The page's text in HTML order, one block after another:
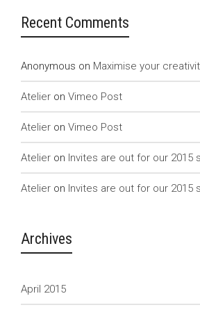
Recent Comments
Anonymous on Maximise your
Atelier on Vimeo Post
Atelier on Vimeo Post
Atelier on Invites are out for our 2015
Atelier on Invites are out for our 2015
Archives
April 2015